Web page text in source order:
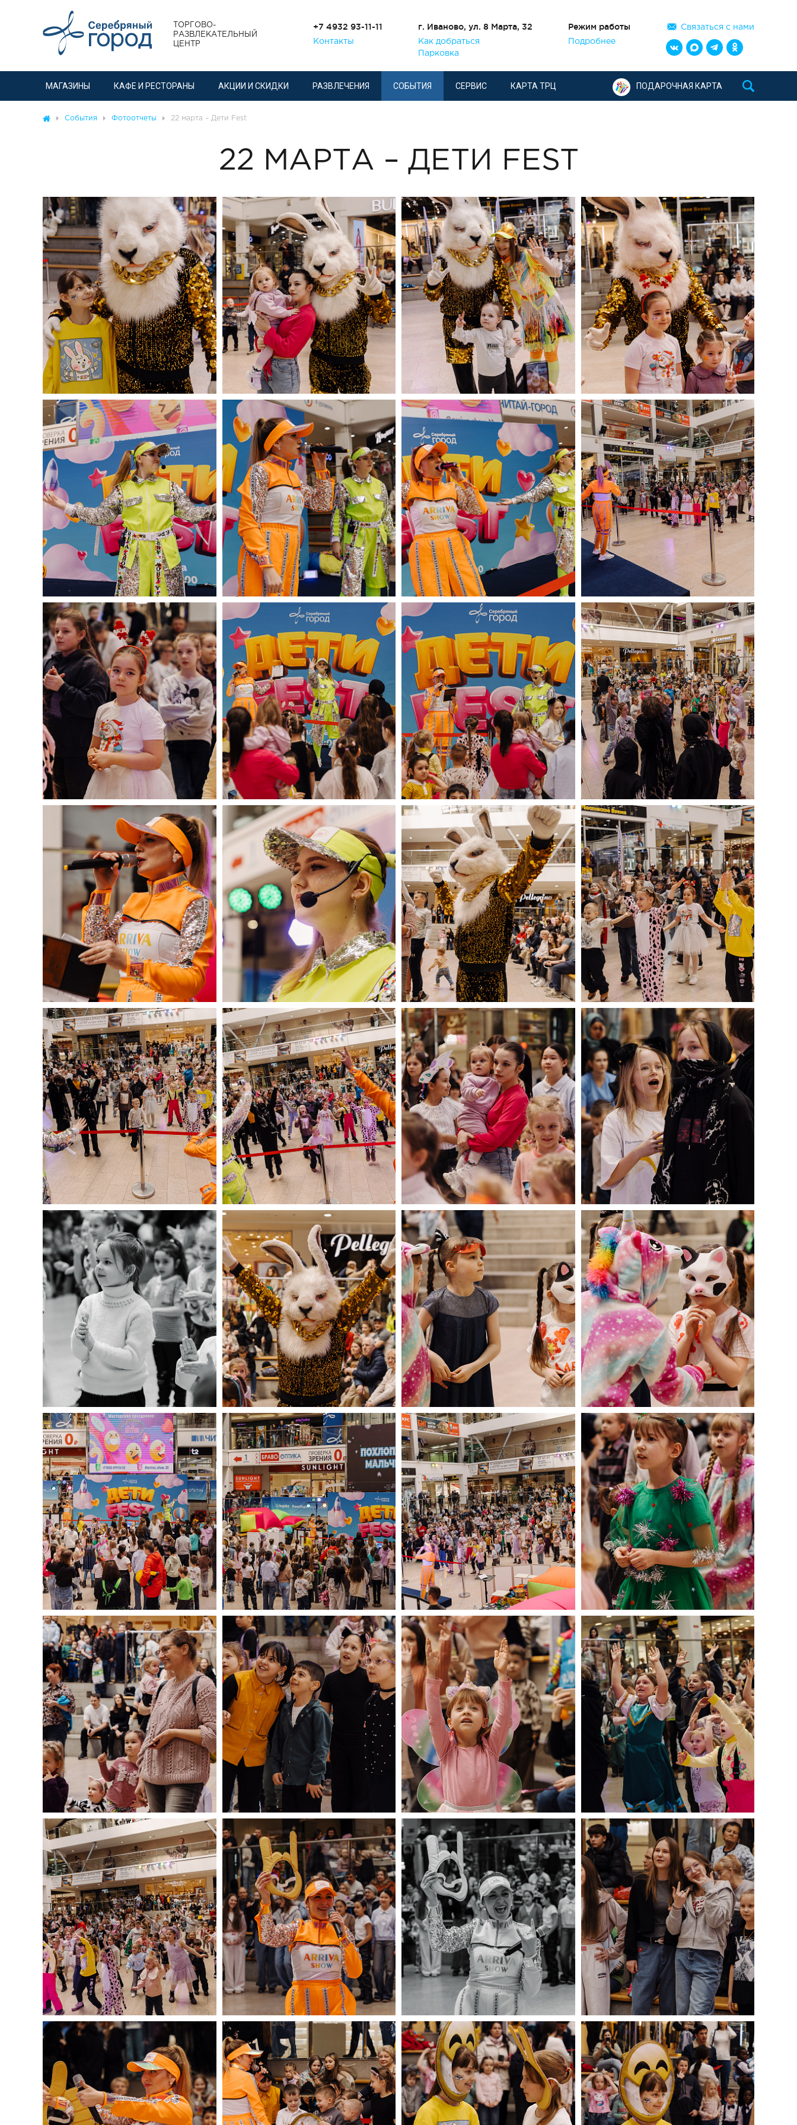
ТОРГОВО-
РАЗВЛЕКАТЕЛЬНЫЙ
ЦЕНТР
+7 4932 93-11-11
Контакты
г. Иваново, ул. 8 Марта, 32
Как добраться
Парковка
Режим работы
Подробнее
Связаться с нами
МАГАЗИНЫ КАФЕ И РЕСТОРАНЫ АКЦИИ И СКИДКИ РАЗВЛЕЧЕНИЯ СОБЫТИЯ СЕРВИС КАРТА ТРЦ ПОДАРОЧНАЯ КАРТА
События Фотоотчеты 22 марта – Дети Fest
22 МАРТА – ДЕТИ FEST